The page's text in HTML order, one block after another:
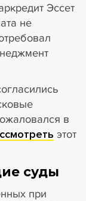
Эссет
не
в
этот
суды
при